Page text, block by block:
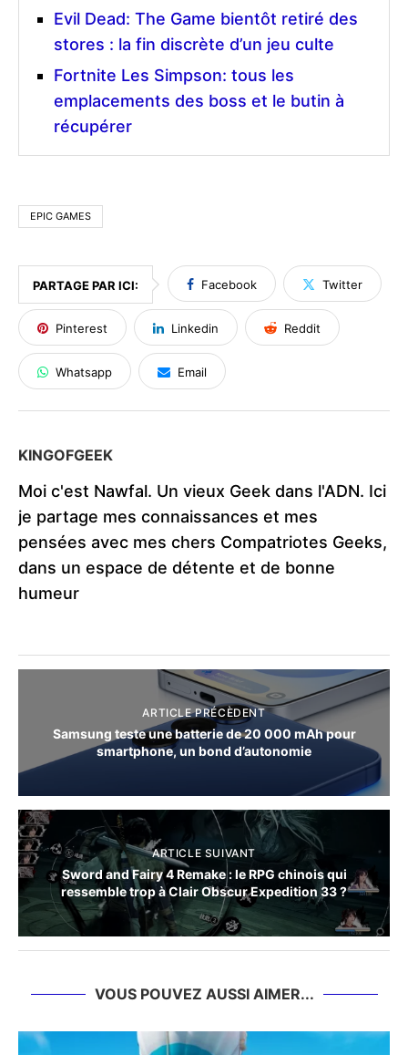
Evil Dead: The Game bientôt retiré des
stores : la fin discrète d’un jeu culte
Fortnite Les Simpson: tous les
emplacements des boss et le butin à
récupérer
EPIC GAMES
PARTAGE PAR ICI: Facebook Twitter
Pinterest Linkedin Reddit
Whatsapp Email
KINGOFGEEK
Moi c'est Nawfal. Un vieux Geek dans l'ADN. Ici
je partage mes connaissances et mes
pensées avec mes chers Compatriotes Geeks,
dans un espace de détente et de bonne
humeur
ARTICLE PRÉCÈDENT
Samsung teste une batterie de 20 000 mAh pour
smartphone, un bond d’autonomie
ARTICLE SUIVANT
Sword and Fairy 4 Remake : le RPG chinois qui
ressemble trop à Clair Obscur Expedition 33 ?
VOUS POUVEZ AUSSI AIMER...